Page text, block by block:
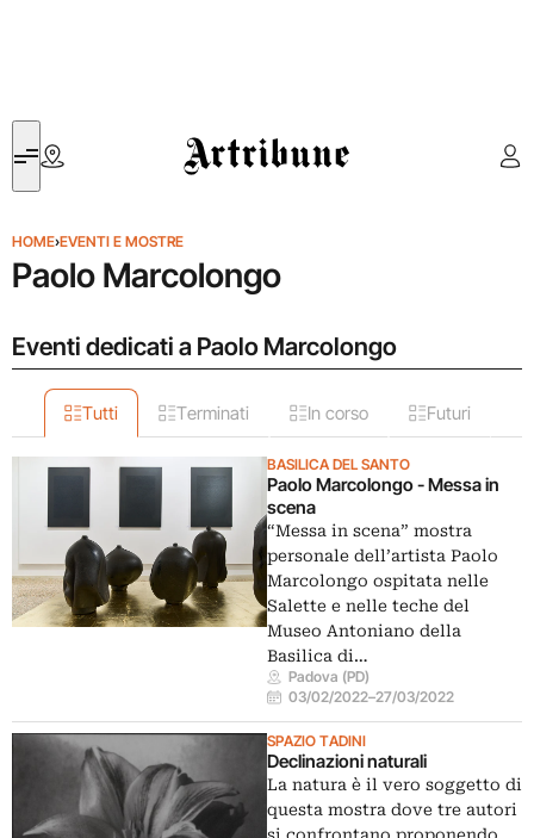
Artribune
HOME›EVENTI E MOSTRE
Paolo Marcolongo
Eventi dedicati a Paolo Marcolongo
Tutti Terminati In corso Futuri
BASILICA DEL SANTO
Paolo Marcolongo - Messa in
scena
“Messa in scena” mostra
personale dell’artista Paolo
Marcolongo ospitata nelle
Salette e nelle teche del
Museo Antoniano della
Basilica di…
Padova (PD)
03/02/2022–27/03/2022
SPAZIO TADINI
Declinazioni naturali
La natura è il vero soggetto di
questa mostra dove tre autori